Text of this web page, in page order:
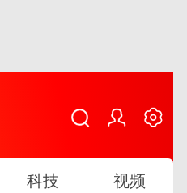
科技
视频